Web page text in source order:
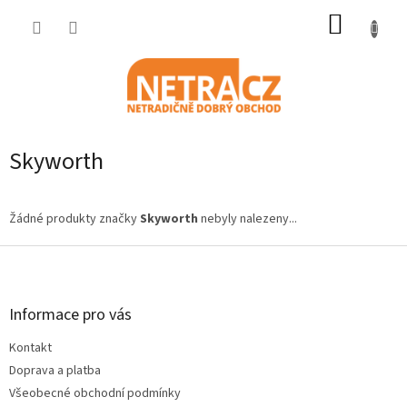
Skyworth
Žádné produkty značkySkyworth nebyly nalezeny...
Z
Informace pro vás
Kontakt
Doprava a platba
Všeobecné obchodní podmínky